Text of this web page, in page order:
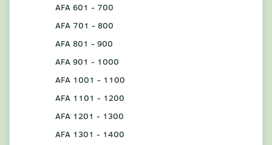
AFA 601 - 700
AFA 701 - 800
AFA 801 - 900
AFA 901 - 1000
AFA 1001 - 1100
AFA 1101 - 1200
AFA 1201 - 1300
AFA 1301 - 1400